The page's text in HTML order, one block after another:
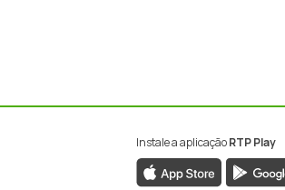
Instale a aplicaçãoRTP Play